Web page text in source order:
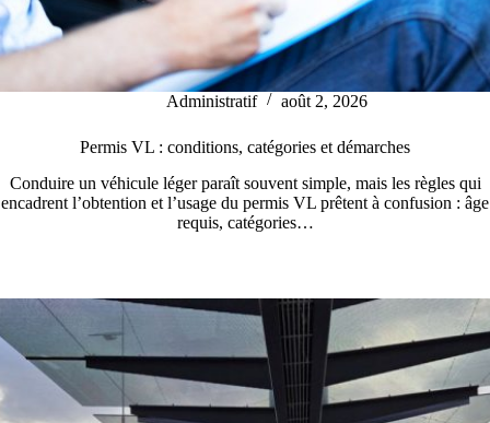
Administratif août 2, 2026
Permis VL : conditions, catégories et démarches
Conduire un véhicule léger paraît souvent simple, mais les règles qui
encadrent l’obtention et l’usage du permis VL prêtent à confusion : âge
requis, catégories…